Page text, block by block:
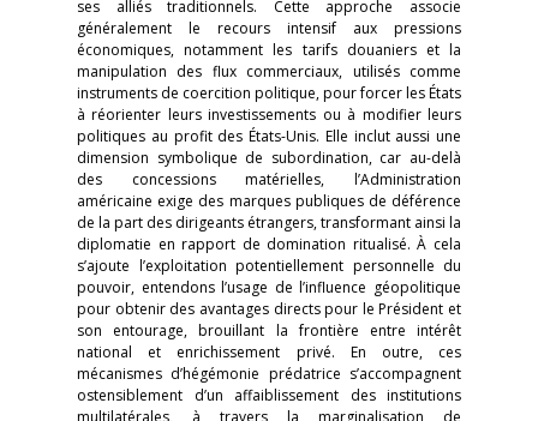
ses alliés traditionnels. Cette approche associe
généralement le recours intensif aux pressions
économiques, notamment les tarifs douaniers et la
manipulation des flux commerciaux, utilisés comme
instruments de coercition politique, pour forcer les États
à réorienter leurs investissements ou à modifier leurs
politiques au profit des États-Unis. Elle inclut aussi une
dimension symbolique de subordination, car au-delà
des concessions matérielles, l’Administration
américaine exige des marques publiques de déférence
de la part des dirigeants étrangers, transformant ainsi la
diplomatie en rapport de domination ritualisé. À cela
s’ajoute l’exploitation potentiellement personnelle du
pouvoir, entendons l’usage de l’influence géopolitique
pour obtenir des avantages directs pour le Président et
son entourage, brouillant la frontière entre intérêt
national et enrichissement privé. En outre, ces
mécanismes d’hégémonie prédatrice s’accompagnent
ostensiblement d’un affaiblissement des institutions
multilatérales, à travers la marginalisation de